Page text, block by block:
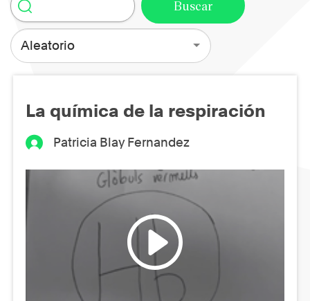
Aleatorio
La química de la respiración
Patricia Blay Fernandez